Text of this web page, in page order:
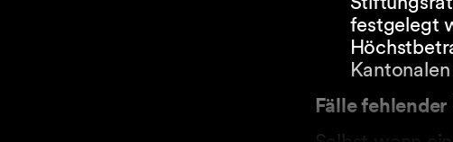
festgelegt
Fälle